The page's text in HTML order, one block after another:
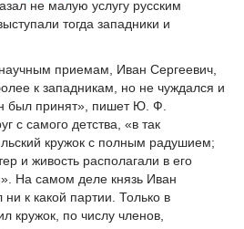
не малую услугу русским
тогда западники и
приемам, Иван Сергеевич,
к западникам, но не чуждался и
был принят», пишет Ю. Ф.
с самого детства, «в так
кружок с полным радушием;
и живость располагали в его
На самом деле князь Иван
к какой партии. Только в
кружок, по числу членов,